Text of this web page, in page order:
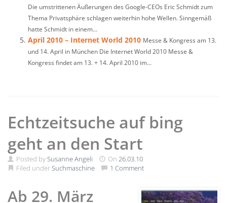
Die umstrittenen Äußerungen des Google-CEOs Eric Schmidt zum
Thema Privatsphäre schlagen weiterhin hohe Wellen. Sinngemäß
hatte Schmidt in einem...
April 2010 – Internet World 2010 Messe & Kongress am 13.
und 14. April in München Die Internet World 2010 Messe &
Kongress findet am 13. + 14. April 2010 im...
Echtzeitsuche auf bing
geht an den Start
Posted bySusanne Angeli On 26.03.10
Filed underSuchmaschine 1 Comment
Ab 29. März